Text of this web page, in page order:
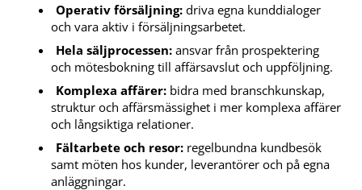
Operativ försäljning: driva egna kunddialoger
och vara aktiv i försäljningsarbetet.
Hela säljprocessen: ansvar från prospektering
och mötesbokning till affärsavslut och uppföljning.
Komplexa affärer: bidra med branschkunskap,
struktur och affärsmässighet i mer komplexa affärer
och långsiktiga relationer.
Fältarbete och resor: regelbundna kundbesök
samt möten hos kunder, leverantörer och på egna
anläggningar.